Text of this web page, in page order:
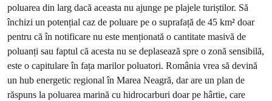
poluarea din larg dacă aceasta nu ajunge pe plajele turiștilor. Să
închizi un potențial caz de poluare pe o suprafață de 45 km² doar
pentru că în notificare nu este menționată o cantitate masivă de
poluanți sau faptul că acesta nu se deplasează spre o zonă sensibilă,
este o capitulare în fața marilor poluatori. România vrea să devină
un hub energetic regional în Marea Neagră, dar are un plan de
răspuns la poluarea marină cu hidrocarburi doar pe hârtie, care